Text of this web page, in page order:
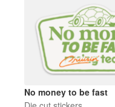
No money to be fast